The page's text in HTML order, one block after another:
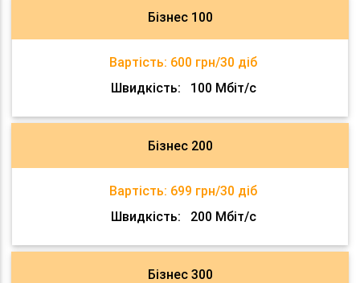
Бізнес 100
Вартість: 600 грн/30 діб
Швидкість:
100 Мбіт/с
Бізнес 200
Вартість: 699 грн/30 діб
Швидкість:
200 Мбіт/с
Бізнес 300